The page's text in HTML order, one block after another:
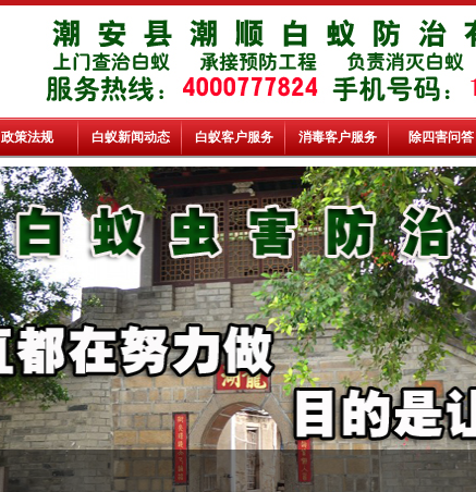
政策法规 白蚁新闻动态 白蚁客户服务 消毒客户服务 除四害问答